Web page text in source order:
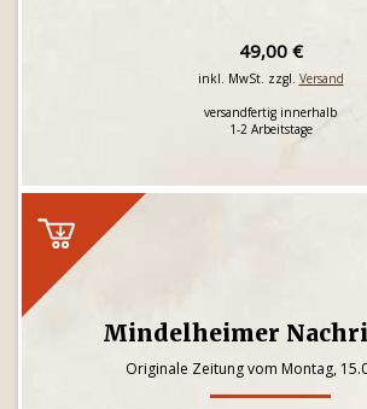
49,00 €
inkl. MwSt. zzgl. Versand
versandfertig innerhalb
1-2 Arbeitstage
Mindelheimer
Originale Zeitung vom Montag,